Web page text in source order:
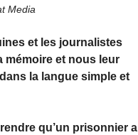
Media
et les journalistes
mémoire et nous leur
la langue simple et
qu’un prisonnier a